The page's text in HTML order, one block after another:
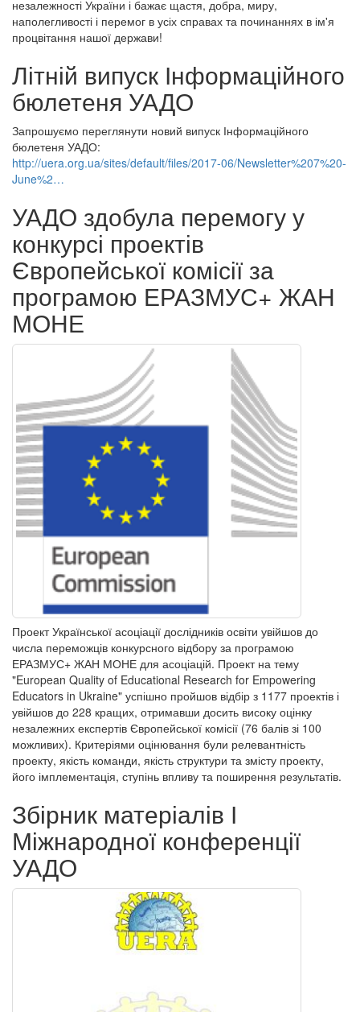
незалежності України і бажає щастя, добра, миру,
наполегливості і перемог в усіх справах та починаннях в ім'я
процвітання нашої держави!
Літній випуск Інформаційного
бюлетеня УАДО
Запрошуємо переглянути новий випуск Інформаційного
бюлетеня УАДО:
http://uera.org.ua/sites/default/files/2017-06/Newsletter%207%20-
June%2…
УАДО здобула перемогу у
конкурсі проектів
Європейської комісії за
програмою ЕРАЗМУС+ ЖАН
МОНЕ
Проект Української асоціації дослідників освіти увійшов до
числа переможців конкурсного відбору за програмою
ЕРАЗМУС+ ЖАН МОНЕ для асоціацій. Проект на тему
"European Quality of Educational Research for Empowering
Educators in Ukraine" успішно пройшов відбір з 1177 проектів і
увійшов до 228 кращих, отримавши досить високу оцінку
незалежних експертів Європейської комісії (76 балів зі 100
можливих). Критеріями оцінювання були релевантність
проекту, якість команди, якість структури та змісту проекту,
його імплементація, ступінь впливу та поширення результатів.
Збірник матеріалів І
Міжнародної конференції
УАДО